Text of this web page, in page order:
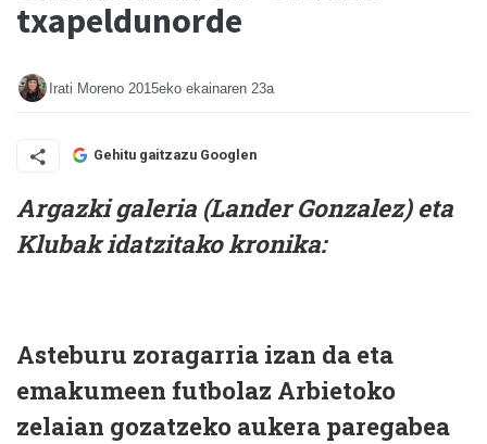
txapeldunorde
Irati Moreno 2015eko ekainaren 23a
Gehitu gaitzazu Googlen
Argazki galeria (Lander Gonzalez) eta
Klubak idatzitako kronika:
Asteburu zoragarria izan da eta
emakumeen futbolaz Arbietoko
zelaian gozatzeko aukera paregabea